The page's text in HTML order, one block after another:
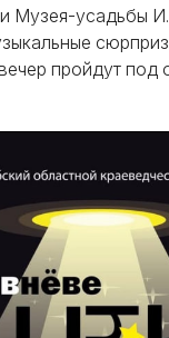
Музея-усадьбы
пройдут под